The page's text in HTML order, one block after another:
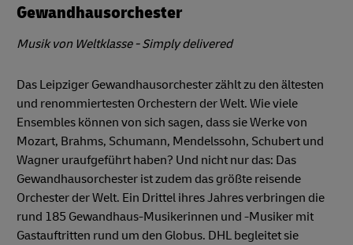
Gewandhausorchester
Musik von Weltklasse - Simply delivered
Das Leipziger Gewandhausorchester zählt zu den ältesten
und renommiertesten Orchestern der Welt. Wie viele
Ensembles können von sich sagen, dass sie Werke von
Mozart, Brahms, Schumann, Mendelssohn, Schubert und
Wagner uraufgeführt haben? Und nicht nur das: Das
Gewandhausorchester ist zudem das größte reisende
Orchester der Welt. Ein Drittel ihres Jahres verbringen die
rund 185 Gewandhaus-Musikerinnen und -Musiker mit
Gastauftritten rund um den Globus. DHL begleitet sie